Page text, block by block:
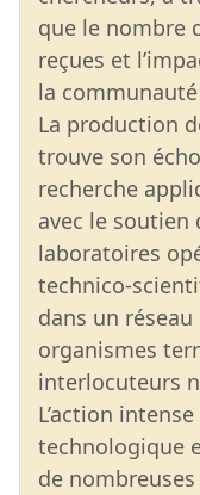
que le nombre
reçues et
la
La production
trouve son
recherche
avec le soutien
laboratoires
technico-
dans un
organismes
interlocuteurs
L’action
technologique
de